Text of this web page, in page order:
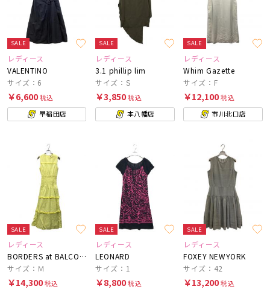
SALE
レディース
VALENTINO
サイズ：6
￥6,600税込
早稲田店
SALE
レディース
3.1 phillip lim
サイズ：S
￥3,850税込
本八幡店
SALE
レディース
Whim Gazette
サイズ：F
￥12,100税込
市川北口店
SALE
レディース
BORDERS at BALCONY
サイズ：Ｍ
￥14,300税込
SALE
レディース
LEONARD
サイズ：1
￥8,800税込
SALE
レディース
FOXEY NEWYORK
サイズ：42
￥13,200税込